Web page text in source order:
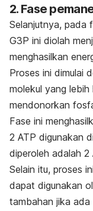
2. Fase
Selanjutnya, pada
G3P ini diolah
menghasilkan
Proses ini dimulai
molekul yang
mendonorkan
Fase ini
2 ATP digunakan
diperoleh adalah 2
Selain itu, proses
dapat digunakan
tambahan jika ada